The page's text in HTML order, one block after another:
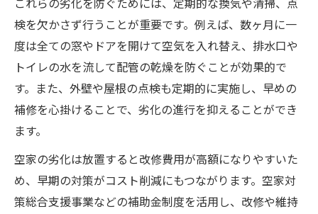
これらの劣化を防ぐためには、定期的な換気や清掃、点
検を欠かさず行うことが重要です。例えば、数ヶ月に一
度は全ての窓やドアを開けて空気を入れ替え、排水口や
トイレの水を流して配管の乾燥を防ぐことが効果的で
す。また、外壁や屋根の点検も定期的に実施し、早めの
補修を心掛けることで、劣化の進行を抑えることができ
ます。
空家の劣化は放置すると改修費用が高額になりやすいた
め、早期の対策がコスト削減にもつながります。空家対
策総合支援事業などの補助金制度を活用し、改修や維持